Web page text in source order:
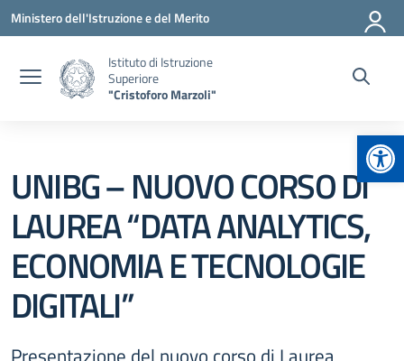
Vai ai contenuti
Vai al menu di navigazione
Vai al footer
Ministero dell'Istruzione e del Merito
Istituto di Istruzione
Superiore
"Cristoforo Marzoli"
UNIBG – NUOVO CORSO DI
LAUREA “DATA ANALYTICS,
ECONOMIA E TECNOLOGIE
DIGITALI”